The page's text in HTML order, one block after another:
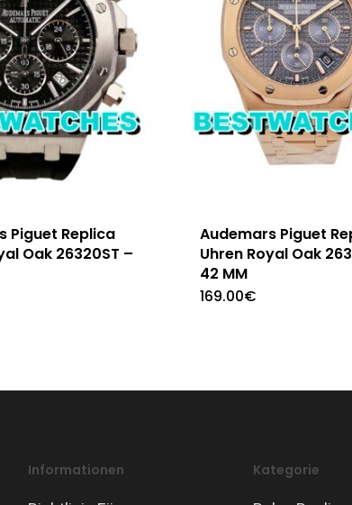
Piguet Replica
Oak 26320ST –
Audemars Piguet
Uhren Royal Oak
42 MM
169.00€
Informationen Kategorie